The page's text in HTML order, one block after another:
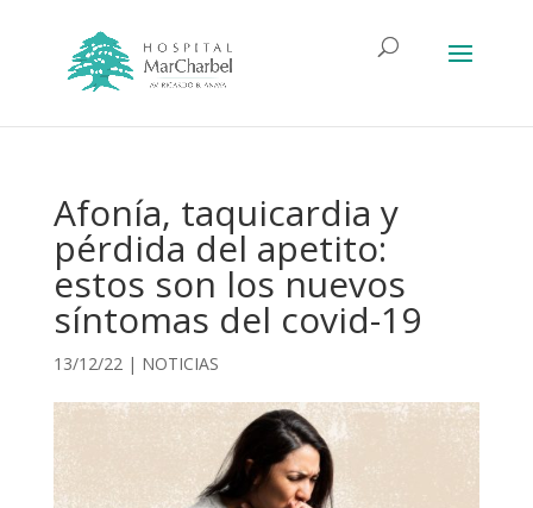
Afonía, taquicardia y
pérdida del apetito:
estos son los nuevos
síntomas del covid-19
13/12/22| NOTICIAS